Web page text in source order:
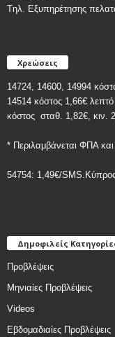
Tηλ. Εξυπηρέτησης
Χρεώσεις
14724, 14600, 14994
14514 κόστος 1,66€
κόστος σταθ. 1,82€, κιν.
* Περιλαμβάνεται ΦΠΑ και
54754: 1,49€/
Δημοφιλείς
Προβλέψεις
Μηνιαίες Προβλέψεις
Videos
Εβδομαδιαίες Προβλέψεις